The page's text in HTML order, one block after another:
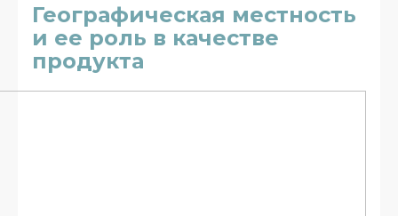
Географическая местность
и ее роль в качестве
продукта